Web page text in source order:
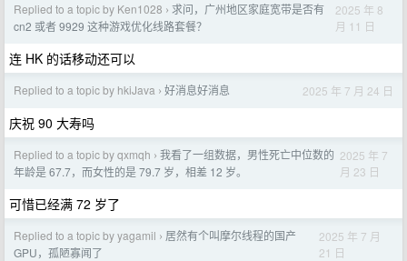
Replied to a topic by Ken1028 › 求问，广州地区家庭宽带是否有
cn2 或者 9929 这种游戏优化线路套餐？
2025 年 8
月 11 日
连 HK 的话移动还可以
Replied to a topic by hkiJava › 好消息好消息 2025 年 7 月 24 日
庆祝 90 大寿吗
Replied to a topic by qxmqh › 我看了一组数据，男性死亡中位数的
年龄是 67.7，而女性的是 79.7 岁，相差 12 岁。
2025 年 7
月 23 日
可惜已经满 72 岁了
Replied to a topic by yagamil › 居然有个叫摩尔线程的国产
GPU，孤陋寡闻了
2025 年 7 月
21 日